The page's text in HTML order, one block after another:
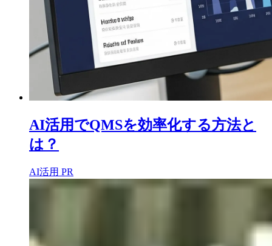
AI活用でQMSを効率化する方法と
は？
AI活用 PR